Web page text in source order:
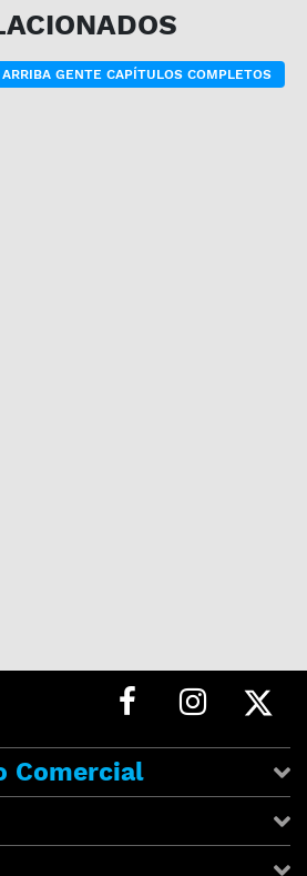
ARRIBA GENTE CAPÍTULOS COMPLETOS
Comercial